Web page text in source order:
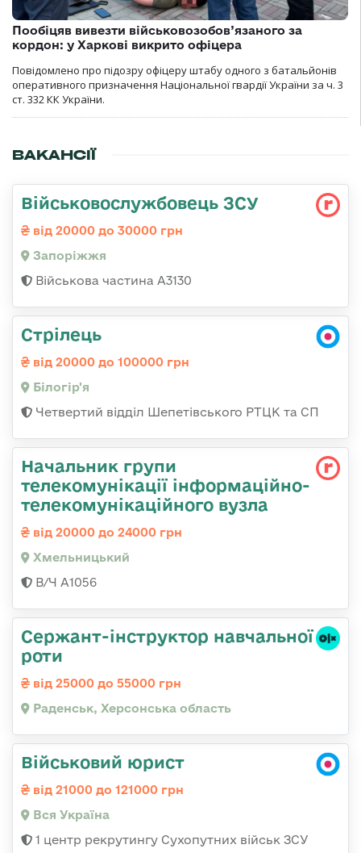
Пообіцяв вивезти військовозобов’язаного за
кордон: у Харкові викрито офіцера
Повідомлено про підозру офіцеру штабу одного з батальйонів
оперативного призначення Національної гвардії України за ч. 3
ст. 332 КК України.
ВАКАНСІЇ
Військовослужбовець ЗСУ
від 20000 до 30000 грн
Запоріжжя
Військова частина А3130
Стрілець
від 20000 до 100000 грн
Білогір'я
Четвертий відділ Шепетівського РТЦК та СП
Начальник групи
телекомунікації інформаційно-
телекомунікаційного вузла
від 20000 до 24000 грн
Хмельницький
В/Ч А1056
Сержант-інструктор навчальної
роти
від 25000 до 55000 грн
Раденськ, Херсонська область
Військовий юрист
від 21000 до 121000 грн
Вся Україна
1 центр рекрутингу Сухопутних військ ЗСУ